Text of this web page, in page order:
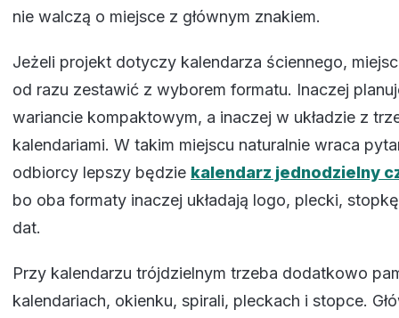
nie walczą o miejsce z głównym znakiem.
Jeżeli projekt dotyczy kalendarza ściennego,
od razu zestawić z wyborem formatu. Inaczej
wariancie kompaktowym, a inaczej w układzie z
kalendariami. W takim miejscu naturalnie wraca
odbiorcy lepszy będzie kalendarz jednodzielny
bo oba formaty inaczej układają logo, plecki,
dat.
Przy kalendarzu trójdzielnym trzeba dodatkowo
kalendariach, okienku, spirali, pleckach i stopce.